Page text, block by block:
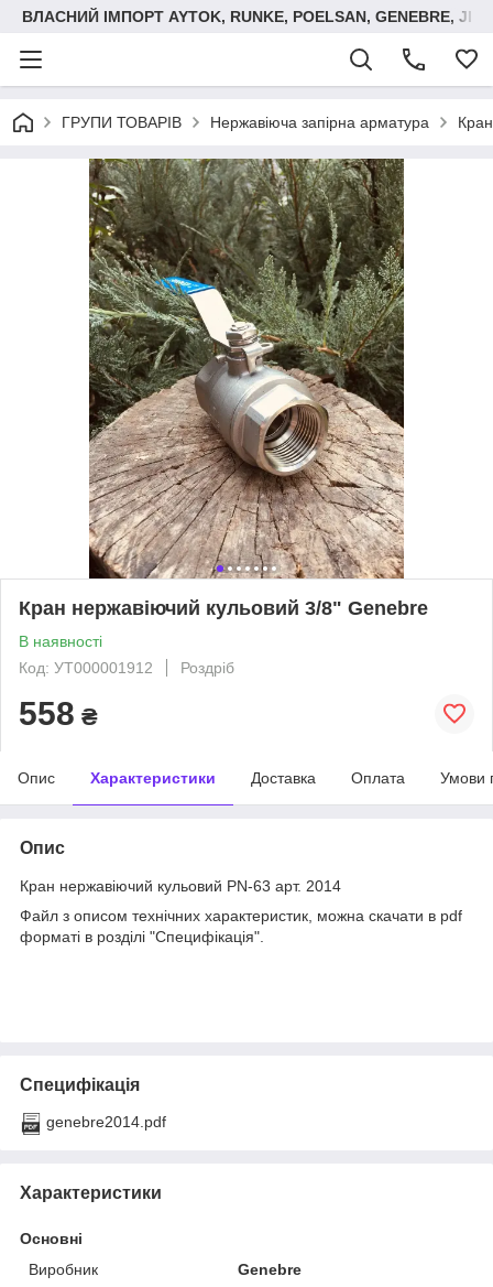
ВЛАСНИЙ ІМПОРТ AYTOK, RUNKE, POELSAN, GENEBRE,
ГРУПИ ТОВАРІВ Нержавіюча запірна арматура
Кран нержавіючий кульовий 3/8" Genebre
В наявності
Код: УТ000001912
Роздріб
558 ₴
Опис Характеристики Доставка Оплата Умови
Опис
Кран нержавіючий кульовий PN-63 арт. 2014
Файл з описом технічних характеристик, можна скачати в pdf
форматі в розділі "Специфікація".
Специфікація
genebre2014.pdf
Характеристики
Основні
Виробник
Genebre